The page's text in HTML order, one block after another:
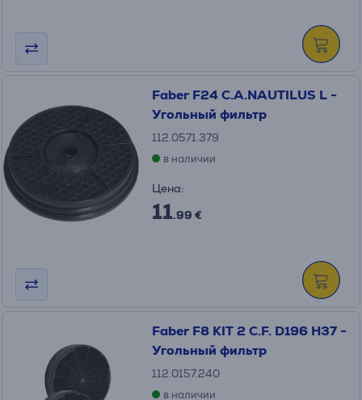
Faber F24 C.A.NAUTILUS L -
Угольный фильтр
112.0571.379
в наличии
Цена:
11.99 €
Faber F8 KIT 2 C.F. D196 H37 -
Угольный фильтр
112.0157.240
в наличии